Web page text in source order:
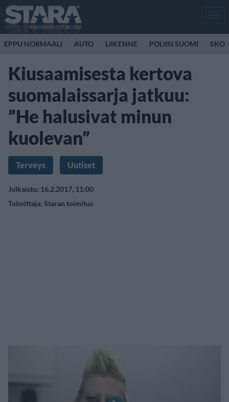
EPPU NORMAALI AUTO LIIKENNE POLIISI SUOMI
Kiusaamisesta kertova
suomalaissarja jatkuu:
”He halusivat minun
kuolevan”
Terveys Uutiset
Julkaistu: 16.2.2017, 11:00
Toimittaja: Staran toimitus